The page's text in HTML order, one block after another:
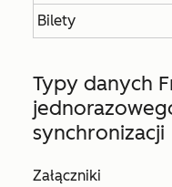
Bilety
Typy danych
synchronizacji
Załączniki